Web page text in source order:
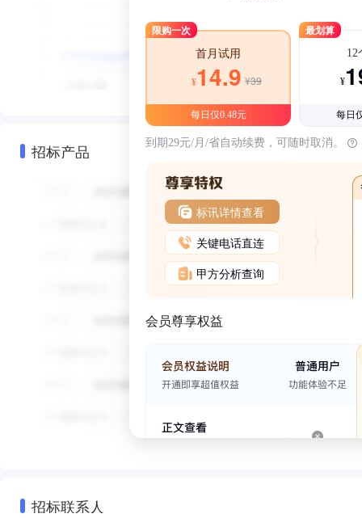
招标产品
限购一次
首月试用
¥14.9 ¥39
每日仅0.48元
最划算
12
¥
每日
到期29元/月/省自动续费，可随时取消。
标讯详情查看
关键电话直连
甲方分析查询
会员尊享权益
招标联系人